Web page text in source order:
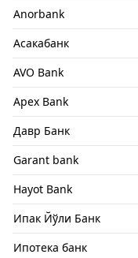
Anorbank
Асакабанк
AVO Bank
Apex Bank
Давр Банк
Garant bank
Hayot Bank
Ипак Йўли Банк
Ипотека банк